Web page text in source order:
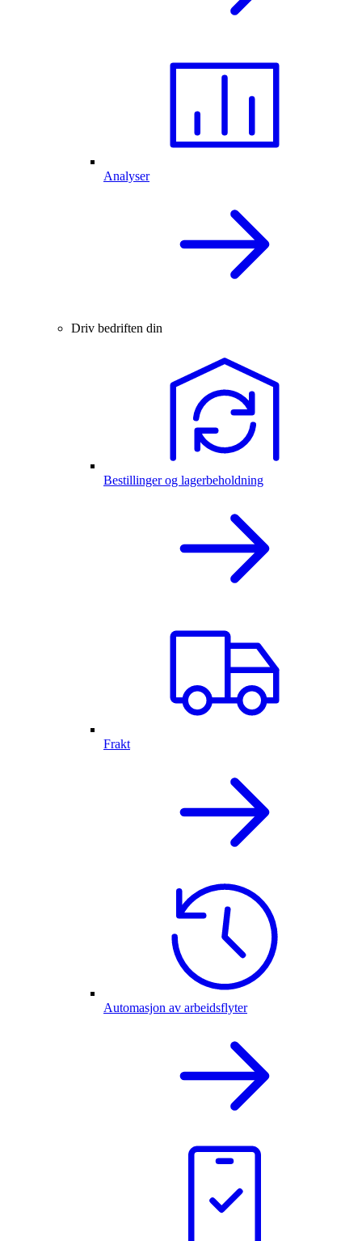
Analyser
Driv bedriften din
Bestillinger og lagerbeholdning
Frakt
Automasjon av arbeidsflyter